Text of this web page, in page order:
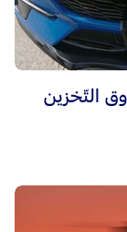
التّخزين